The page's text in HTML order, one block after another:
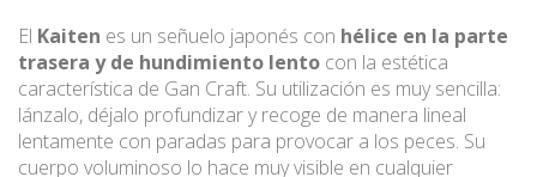
El Kaiten es un señuelo japonés con hélice en la parte
trasera y de hundimiento lento con la estética
característica de Gan Craft. Su utilización es muy sencilla:
lánzalo, déjalo profundizar y recoge de manera lineal
lentamente con paradas para provocar a los peces. Su
cuerpo voluminoso lo hace muy visible en cualquier